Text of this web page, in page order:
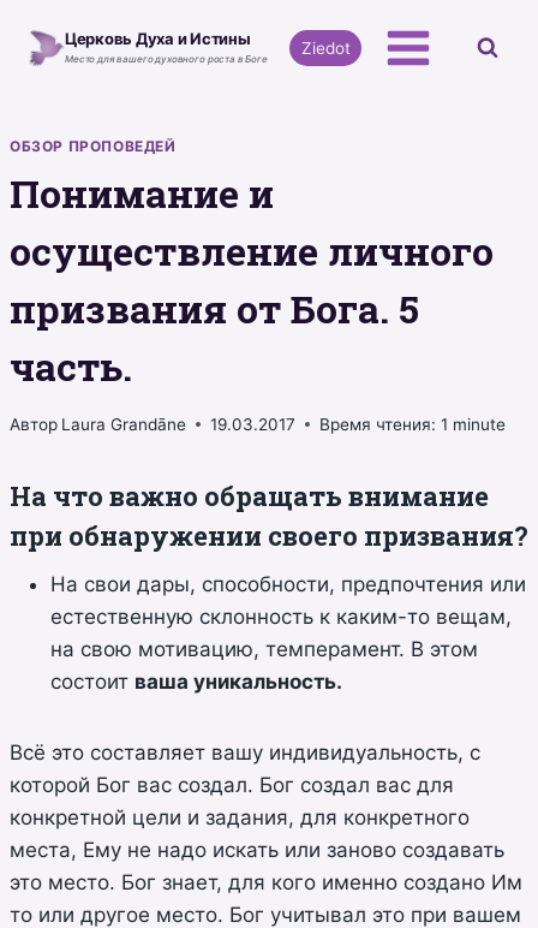
Церковь Духа и Истины
Место для вашего духовного роста в Боге
Ziedot
ОБЗОР ПРОПОВЕДЕЙ
Понимание и
осуществление личного
призвания от Бога. 5
часть.
Автор Laura Grandāne 19.03.2017 Время чтения: 1 minute
На что важно обращать внимание
при обнаружении своего призвания?
На свои дары, способности, предпочтения или
естественную склонность к каким-то вещам,
на свою мотивацию, темперамент. В этом
состоит ваша уникальность.
Всё это составляет вашу индивидуальность, с
которой Бог вас создал. Бог создал вас для
конкретной цели и задания, для конкретного
места, Ему не надо искать или заново создавать
это место. Бог знает, для кого именно создано Им
то или другое место. Бог учитывал это при вашем